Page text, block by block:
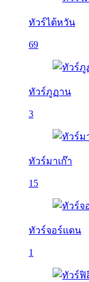
ทัวร์ไต้หวัน
69
ทัวร์ภูฏาน
3
ทัวร์มาเก๊า
15
ทัวร์จอร์แดน
1